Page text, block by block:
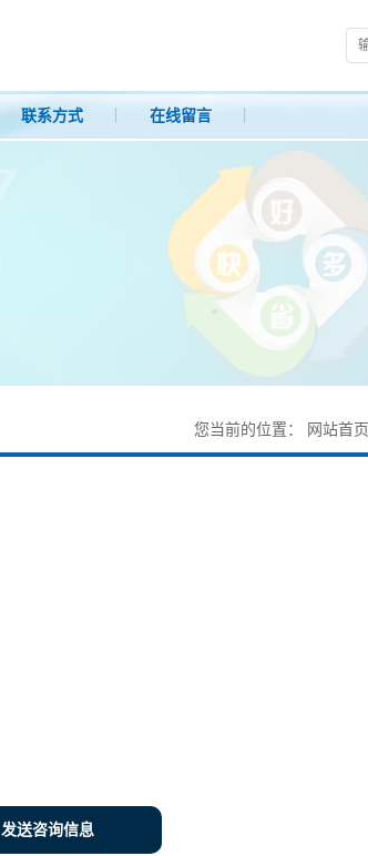
联系方式 在线留言
您当前的位置： 网站首页
发送咨询信息